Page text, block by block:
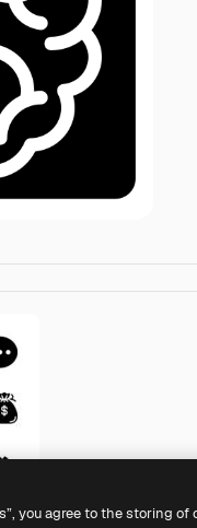
you agree to the storing